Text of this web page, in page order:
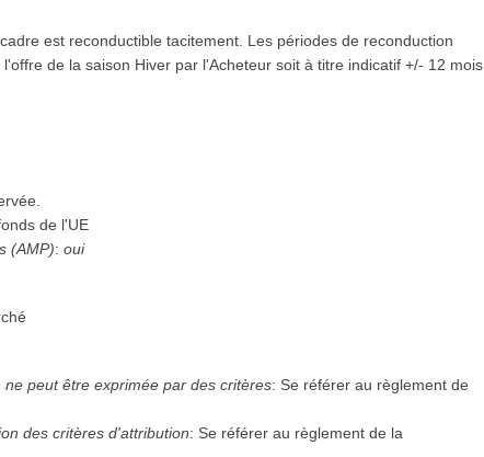
est reconductible tacitement. Les périodes de reconduction
de la saison Hiver par l'Acheteur soit à titre indicatif +/- 12 mois
de l'UE
(AMP):oui
peut être exprimée par des critères: Se référer au règlement de
des critères d'attribution: Se référer au règlement de la